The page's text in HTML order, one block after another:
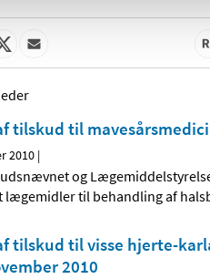
tilskud til
2010 |
og
lægemidler til behandling af
tilskud til visse hjerte-
2010